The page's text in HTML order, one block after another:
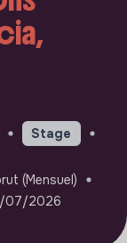
Stage
(Mensuel)
07/2026